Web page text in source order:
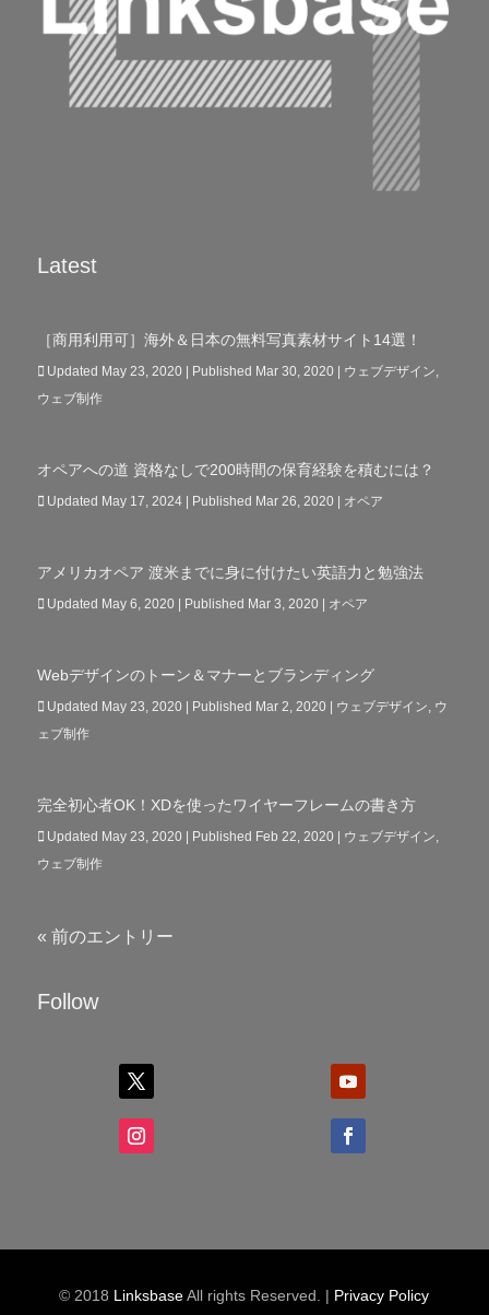
Latest
［商用利用可］海外＆日本の無料写真素材サイト14選！
Updated May 23, 2020 | Published Mar 30, 2020| ウェブデザイン,
ウェブ制作
オペアへの道 資格なしで200時間の保育経験を積むには？
Updated May 17, 2024 | Published Mar 26, 2020| オペア
アメリカオペア 渡米までに身に付けたい英語力と勉強法
Updated May 6, 2020 | Published Mar 3, 2020| オペア
Webデザインのトーン＆マナーとブランディング
Updated May 23, 2020 | Published Mar 2, 2020| ウェブデザイン, ウ
ェブ制作
完全初心者OK！XDを使ったワイヤーフレームの書き方
Updated May 23, 2020 | Published Feb 22, 2020| ウェブデザイン,
ウェブ制作
« 前のエントリー
Follow
© 2018 LinksbaseAll rights Reserved. | Privacy Policy